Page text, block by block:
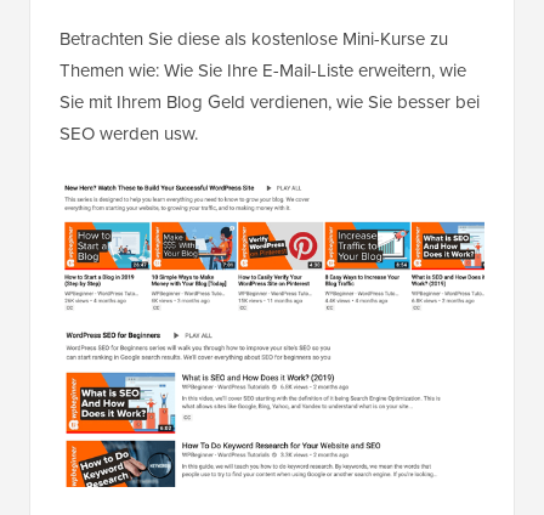
Betrachten Sie diese als kostenlose Mini-Kurse zu
Themen wie: Wie Sie Ihre E-Mail-Liste erweitern, wie
Sie mit Ihrem Blog Geld verdienen, wie Sie besser bei
SEO werden usw.